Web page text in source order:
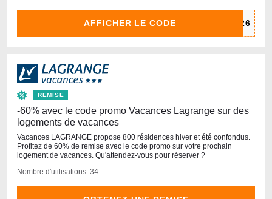
AFFICHER LE CODE
REMISE
-60% avec le code promo Vacances Lagrange sur des
logements de vacances
Vacances LAGRANGE propose 800 résidences hiver et été confondus.
Profitez de 60% de remise avec le code promo sur votre prochain
logement de vacances. Qu'attendez-vous pour réserver ?
Nombre d'utilisations: 34